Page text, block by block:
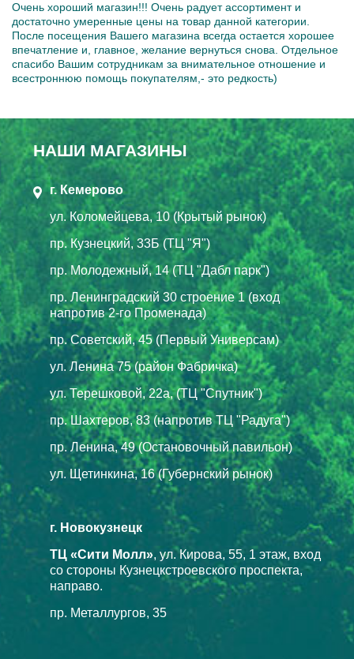
Очень хороший магазин!!! Очень радует ассортимент и
достаточно умеренные цены на товар данной категории.
После посещения Вашего магазина всегда остается хорошее
впечатление и, главное, желание вернуться снова. Отдельное
спасибо Вашим сотрудникам за внимательное отношение и
всестроннюю помощь покупателям,- это редкость)
НАШИ МАГАЗИНЫ
г. Кемерово
ул. Коломейцева, 10 (Крытый рынок)
пр. Кузнецкий, 33Б (ТЦ "Я")
пр. Молодежный, 14 (ТЦ "Дабл парк")
пр. Ленинградский 30 строение 1 (вход
напротив 2-го Променада)
пр. Советский, 45 (Первый Универсам)
ул. Ленина 75 (район Фабричка)
ул. Терешковой, 22а, (ТЦ "Спутник")
пр. Шахтеров, 83 (напротив ТЦ "Радуга")
пр. Ленина, 49 (Остановочный павильон)
ул. Щетинкина, 16 (Губернский рынок)
г. Новокузнецк
ТЦ «Сити Молл», ул. Кирова, 55, 1 этаж, вход
со стороны Кузнецкстроевского проспекта,
направо.
пр. Металлургов, 35